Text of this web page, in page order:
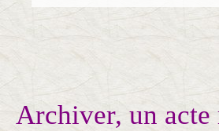
Archiver, un